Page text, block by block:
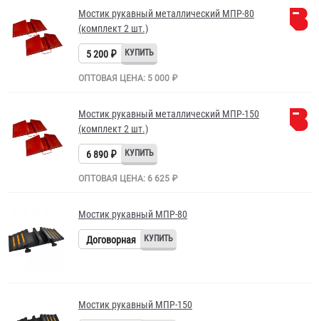
Мостик рукавный металлический МПР-80
(комплект 2 шт.)
5 200 ₽
ОПТОВАЯ ЦЕНА: 5 000 ₽
Мостик рукавный металлический МПР-150
(комплект 2 шт.)
6 890 ₽
ОПТОВАЯ ЦЕНА: 6 625 ₽
Мостик рукавный МПР-80
Договорная
Мостик рукавный МПР-150